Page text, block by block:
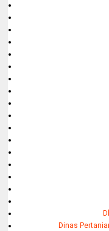
Dinas